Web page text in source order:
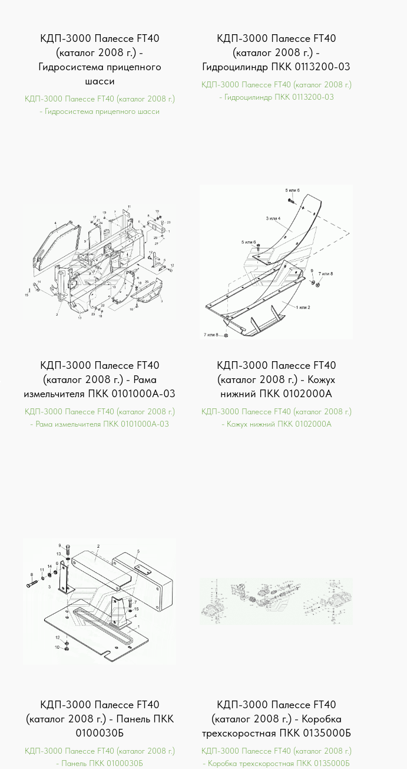
КДП-3000 Палессе FT40
(каталог 2008 г.) -
Гидросистема прицепного
шасси
КДП-3000 Палессе FT40 (каталог 2008 г.)
- Гидросистема прицепного шасси
КДП-3000 Палессе FT40
(каталог 2008 г.) -
Гидроцилиндр ПКК 0113200-03
КДП-3000 Палессе FT40 (каталог 2008 г.)
- Гидроцилиндр ПКК 0113200-03
КДП-3000 Палессе FT40
(каталог 2008 г.) - Рама
измельчителя ПКК 0101000А-03
КДП-3000 Палессе FT40 (каталог 2008 г.)
- Рама измельчителя ПКК 0101000А-03
КДП-3000 Палессе FT40
(каталог 2008 г.) - Кожух
нижний ПКК 0102000А
КДП-3000 Палессе FT40 (каталог 2008 г.)
- Кожух нижний ПКК 0102000А
КДП-3000 Палессе FT40
(каталог 2008 г.) - Панель ПКК
0100030Б
КДП-3000 Палессе FT40 (каталог 2008 г.)
- Панель ПКК 0100030Б
КДП-3000 Палессе FT40
(каталог 2008 г.) - Коробка
трехскоростная ПКК 0135000Б
КДП-3000 Палессе FT40 (каталог 2008 г.)
- Коробка трехскоростная ПКК 0135000Б